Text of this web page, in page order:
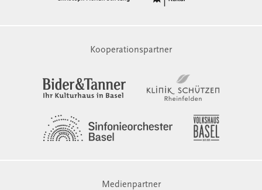
Kooperationspartner
Medienpartner